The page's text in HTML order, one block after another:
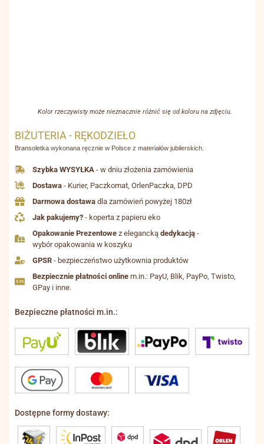
Kolor rzeczywisty może nieznacznie różnić się od koloru na zdjęciu.
BIŻUTERIA - RĘKODZIEŁO
Bransoletka wykonana ręcznie w Polsce z materiałów jubilerskich.
Szybka WYSYŁKA - w dniu złożenia zamówienia
Dostawa - Kurier, Paczkomat, OrlenPaczka, DPD
Darmowa dostawa dla zamówień powyżej 180zł
Jak pakujemy? - koperta z papieru eko
Opakowanie Prezentowe z eleganckądedykacją -
wybór opakowania w koszyku
GPSR - bezpieczeństwo użytkownia produktów
Bezpiecznie płatności online m.in.: PayU, Blik, PayPo, Twisto,
GPay i inne.
Bezpieczne płatności m.in.:
Dostępne formy dostawy: